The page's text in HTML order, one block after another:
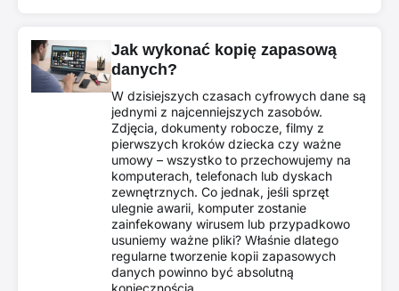
Jak wykonać kopię zapasową
danych?
W dzisiejszych czasach cyfrowych dane są
jednymi z najcenniejszych zasobów.
Zdjęcia, dokumenty robocze, filmy z
pierwszych kroków dziecka czy ważne
umowy – wszystko to przechowujemy na
komputerach, telefonach lub dyskach
zewnętrznych. Co jednak, jeśli sprzęt
ulegnie awarii, komputer zostanie
zainfekowany wirusem lub przypadkowo
usuniemy ważne pliki? Właśnie dlatego
regularne tworzenie kopii zapasowych
danych powinno być absolutną
koniecznością.